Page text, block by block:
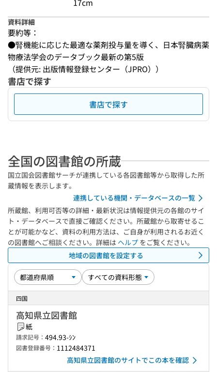
17cm
資料詳細
要約等：
●腎機能に応じた最適な薬剤投与量を導く、日本腎臓病薬
物療法学会のデータブック最新の第5版
（提供元: 出版情報登録センター（JPRO））
書店で探す
書店で探す
全国の図書館の所蔵
国立国会図書館サーチが連携している各図書館等から取得した所
蔵情報を表示します。
連携している機関・データベースの一覧
所蔵館、利用可否等の詳細・最新状況は情報提供元の各館のサイ
ト・データベースで直接ご確認ください。所蔵館から取寄せるこ
とが可能かなど、資料の利用方法は、ご自身が利用されるお近く
の図書館へご相談ください。詳細は ヘルプ をご覧ください。
地域の図書館を設定する
四国
高知県立図書館
紙
請求記号： 494.93-ｼﾝ
図書登録番号： 1112484371
高知県立図書館のサイトでこの本を確認